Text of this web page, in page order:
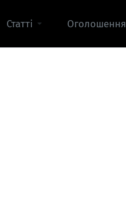
Статті Оголошення